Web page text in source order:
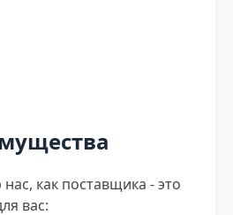
как поставщика - это
вас: